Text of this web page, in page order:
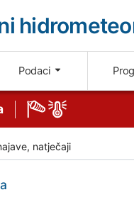
Podaci
natječaji